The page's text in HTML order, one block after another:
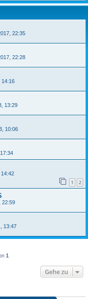
22:35
22:28
14:16
13:29
10:06
1 2
22:59
13:47
1
Gehe zu